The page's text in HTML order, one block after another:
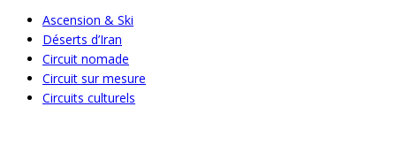
Ascension & Ski
Déserts d’Iran
Circuit nomade
Circuit sur mesure
Circuits culturels